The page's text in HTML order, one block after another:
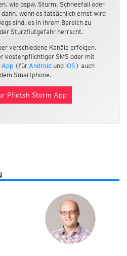
wie bspw. Sturm, Schneefall oder
wenn es tatsächlich ernst wird
sind, es in Ihrem Bereich zu
Sturzflutgefahr herrscht.
verschiedene Kanäle erfolgen.
kostenpflichtiger SMS oder mit
App (für Android und iOS ) auch
Smartphone.
Pflotsh Storm App